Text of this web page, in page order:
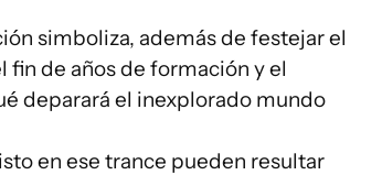
simboliza, además de festejar el
de años de formación y el
deparará el inexplorado mundo
en ese trance pueden resultar